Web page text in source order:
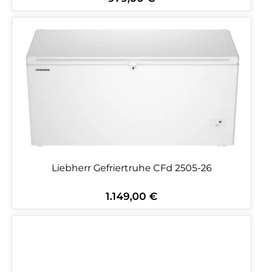
Liebherr Gefriertruhe CFd 2505-26
Regulärer Preis:
1.149,00 €